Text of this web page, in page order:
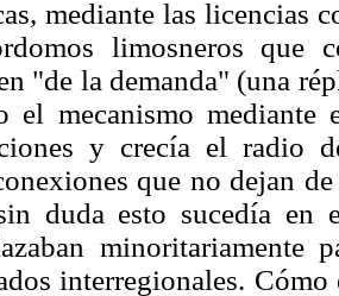
mediante las licencias
limosneros que
"de la demanda" (una
el mecanismo
y crecía el radio
que no dejan
duda esto sucedía en
minoritariamente
interregionales.